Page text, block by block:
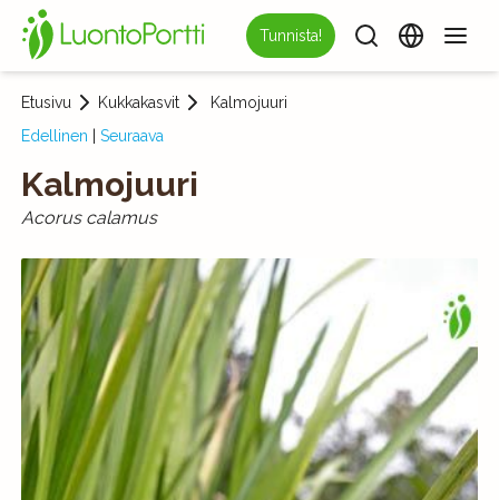
Tunnista!
Etusivu Kukkakasvit
Kalmojuuri
Edellinen
Seuraava
Kalmojuuri
Acorus calamus